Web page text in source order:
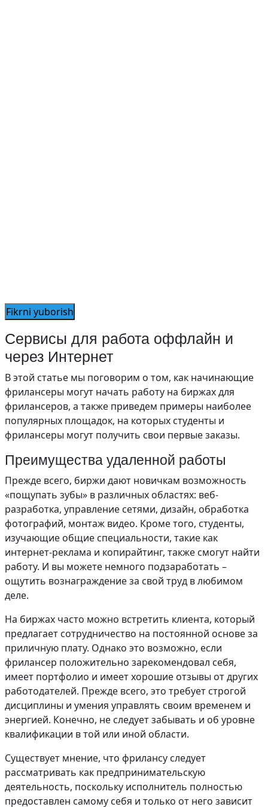
Сервисы для работа оффлайн и
через Интернет
В этой статье мы поговорим о том, как начинающие
фрилансеры могут начать работу на биржах для
фрилансеров, а также приведем примеры наиболее
популярных площадок, на которых студенты и
фрилансеры могут получить свои первые заказы.
Преимущества удаленной работы
Прежде всего, биржи дают новичкам возможность
«пощупать зубы» в различных областях: веб-
разработка, управление сетями, дизайн, обработка
фотографий, монтаж видео. Кроме того, студенты,
изучающие общие специальности, такие как
интернет-реклама и копирайтинг, также смогут найти
работу. И вы можете немного подзаработать –
ощутить вознаграждение за свой труд в любимом
деле.
На биржах часто можно встретить клиента, который
предлагает сотрудничество на постоянной основе за
приличную плату. Однако это возможно, если
фрилансер положительно зарекомендовал себя,
имеет портфолио и имеет хорошие отзывы от других
работодателей. Прежде всего, это требует строгой
дисциплины и умения управлять своим временем и
энергией. Конечно, не следует забывать и об уровне
квалификации в той или иной области.
Существует мнение, что фрилансу следует
рассматривать как предпринимательскую
деятельность, поскольку исполнитель полностью
предоставлен самому себя и только от него зависит